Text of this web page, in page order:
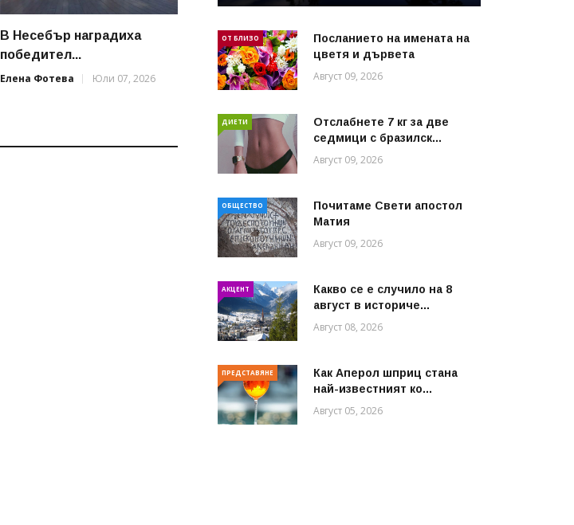
В Несебър наградиха
победител...
Елена Фотева
Юли 07, 2026
ОТ БЛИЗО
Посланието на имената на
цветя и дървета
Август 09, 2026
ДИЕТИ
Отслабнете 7 кг за две
седмици с бразилск...
Август 09, 2026
ОБЩЕСТВО
Почитаме Свети апостол
Матия
Август 09, 2026
АКЦЕНТ
Какво се е случило на 8
август в историче...
Август 08, 2026
ПРЕДСТАВЯНЕ
Как Аперол шприц стана
най-известният ко...
Август 05, 2026